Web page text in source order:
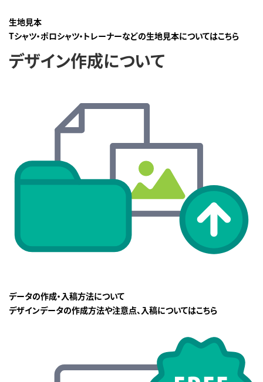
生地見本
Tシャツ・ポロシャツ・トレーナーなどの生地見本についてはこちら
デザイン作成について
データの作成・入稿方法について
デザインデータの作成方法や注意点、入稿についてはこちら